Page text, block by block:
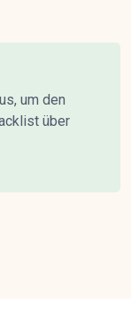
um den
über